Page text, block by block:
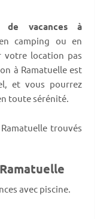
de vacances à
camping ou en
votre location pas
à Ramatuelle est
et vous pourrez
toute sérénité.
trouvés
avec piscine.